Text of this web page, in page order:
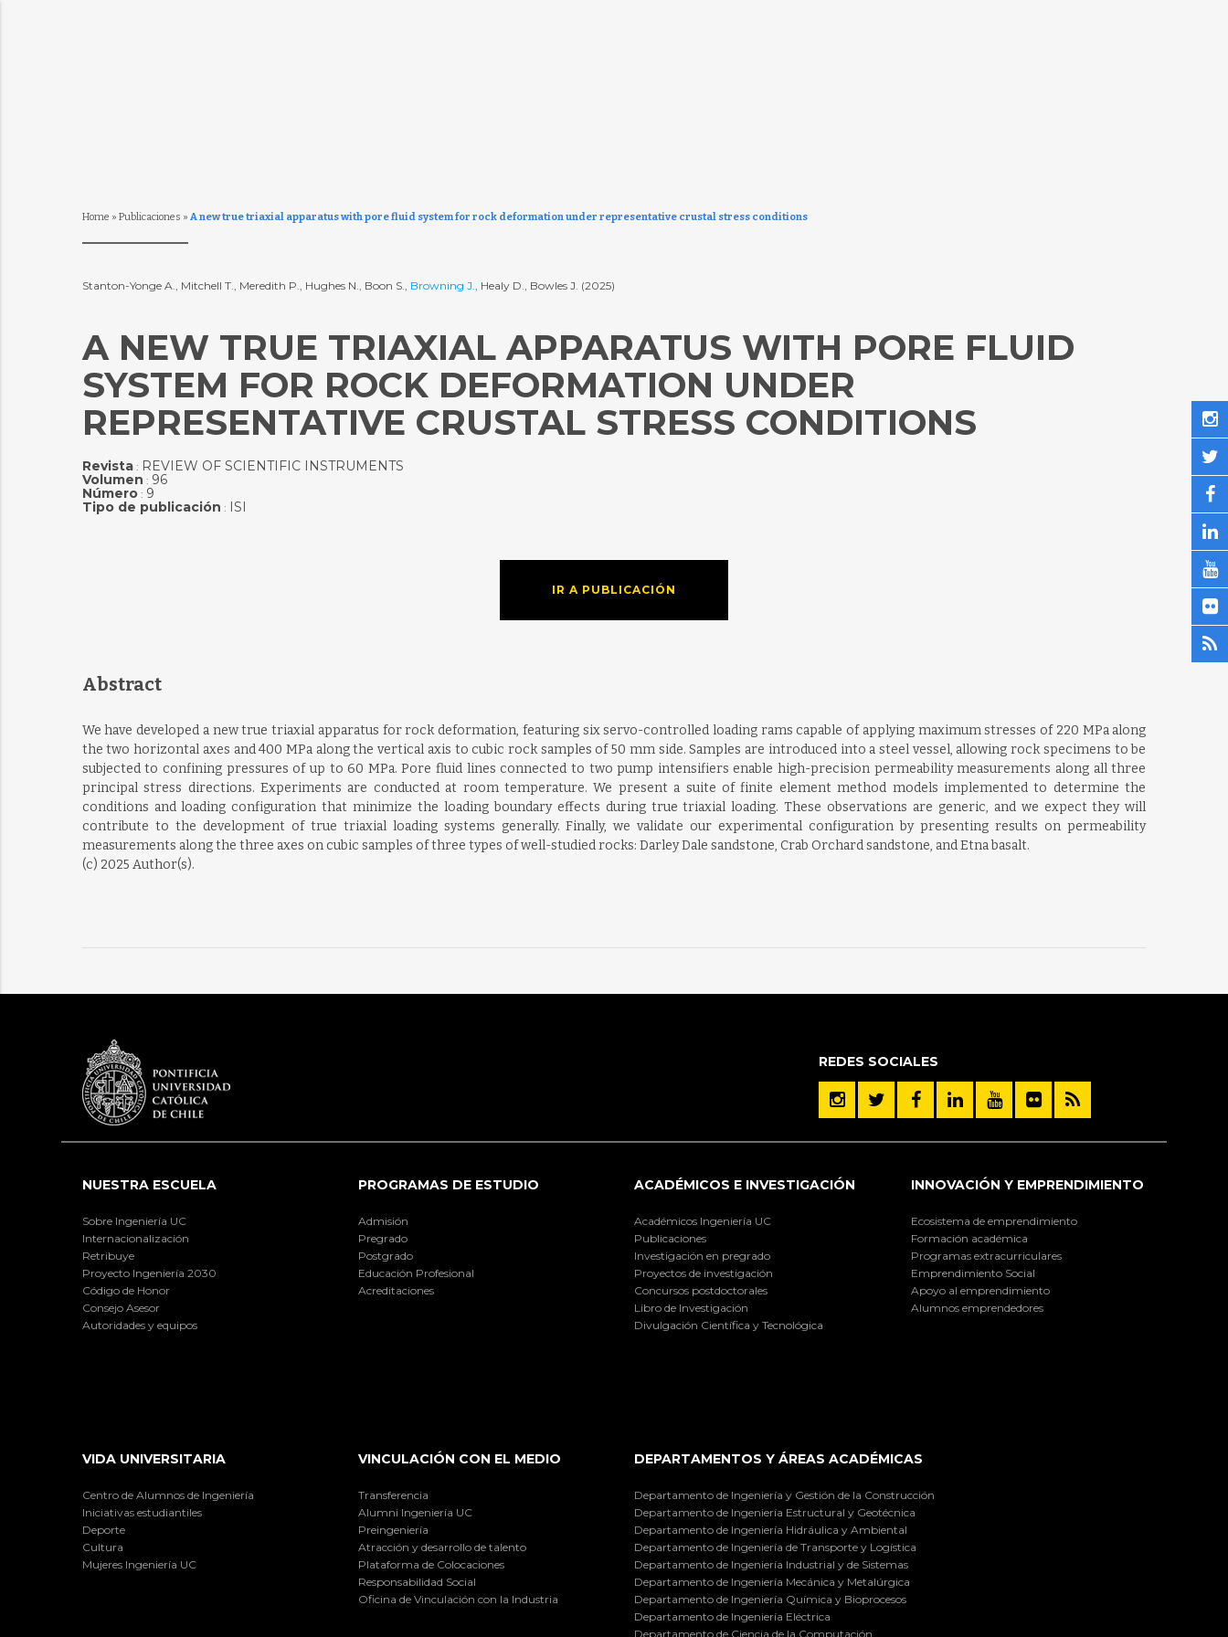
Home » Publicaciones » A new true triaxial apparatus with pore fluid system for rock deformation under representative crustal stress conditions
Stanton-Yonge A., Mitchell T., Meredith P., Hughes N., Boon S., Browning J., Healy D., Bowles J. (2025)
A NEW TRUE TRIAXIAL APPARATUS WITH PORE FLUID
SYSTEM FOR ROCK DEFORMATION UNDER
REPRESENTATIVE CRUSTAL STRESS CONDITIONS
Revista: REVIEW OF SCIENTIFIC INSTRUMENTS
Volumen : 96
Número: 9
Tipo de publicación : ISI
IR A PUBLICACIÓN
Abstract
We have developed a new true triaxial apparatus for rock deformation, featuring six servo-controlled loading rams capable of applying maximum stresses of 220 MPa along
the two horizontal axes and 400 MPa along the vertical axis to cubic rock samples of 50 mm side. Samples are introduced into a steel vessel, allowing rock specimens to be
subjected to confining pressures of up to 60 MPa. Pore fluid lines connected to two pump intensifiers enable high-precision permeability measurements along all three
principal stress directions. Experiments are conducted at room temperature. We present a suite of finite element method models implemented to determine the
conditions and loading configuration that minimize the loading boundary effects during true triaxial loading. These observations are generic, and we expect they will
contribute to the development of true triaxial loading systems generally. Finally, we validate our experimental configuration by presenting results on permeability
measurements along the three axes on cubic samples of three types of well-studied rocks: Darley Dale sandstone, Crab Orchard sandstone, and Etna basalt.
(c) 2025 Author(s).
REDES SOCIALES
NUESTRA ESCUELA
Sobre Ingeniería UC
Internacionalización
Retribuye
Proyecto Ingeniería 2030
Código de Honor
Consejo Asesor
Autoridades y equipos
PROGRAMAS DE ESTUDIO
Admisión
Pregrado
Postgrado
Educación Profesional
Acreditaciones
ACADÉMICOS E INVESTIGACIÓN
Académicos Ingeniería UC
Publicaciones
Investigación en pregrado
Proyectos de investigación
Concursos postdoctorales
Libro de Investigación
Divulgación Científica y Tecnológica
INNOVACIÓN Y EMPRENDIMIENTO
Ecosistema de emprendimiento
Formación académica
Programas extracurriculares
Emprendimiento Social
Apoyo al emprendimiento
Alumnos emprendedores
VIDA UNIVERSITARIA
Centro de Alumnos de Ingeniería
Iniciativas estudiantiles
Deporte
Cultura
Mujeres Ingeniería UC
VINCULACIÓN CON EL MEDIO
Transferencia
Alumni Ingeniería UC
Preingeniería
Atracción y desarrollo de talento
Plataforma de Colocaciones
Responsabilidad Social
Oficina de Vinculación con la Industria
DEPARTAMENTOS Y ÁREAS ACADÉMICAS
Departamento de Ingeniería y Gestión de la Construcción
Departamento de Ingeniería Estructural y Geotécnica
Departamento de Ingeniería Hidráulica y Ambiental
Departamento de Ingeniería de Transporte y Logística
Departamento de Ingeniería Industrial y de Sistemas
Departamento de Ingeniería Mecánica y Metalúrgica
Departamento de Ingeniería Química y Bioprocesos
Departamento de Ingeniería Eléctrica
Departamento de Ciencia de la Computación